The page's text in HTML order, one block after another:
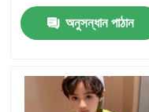
ফ্যাশন শিশুদের জামাকাপড়
ছোট মেয়েদের পোশাক
অনুসন্ধান পাঠান